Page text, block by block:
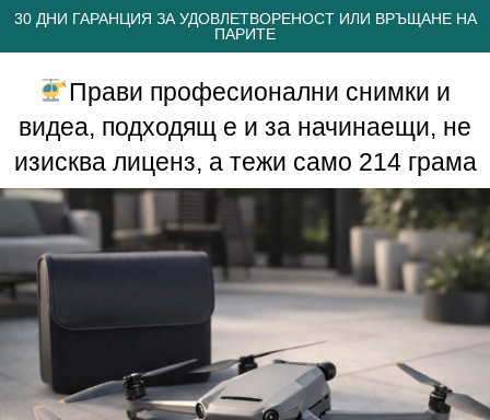
30 ДНИ ГАРАНЦИЯ ЗА УДОВЛЕТВОРЕНОСТ ИЛИ ВРЪЩАНЕ НА
ПАРИТЕ
Прави професионални снимки и
видеа, подходящ е и за начинаещи, не
изисква лиценз, а тежи само 214 грама